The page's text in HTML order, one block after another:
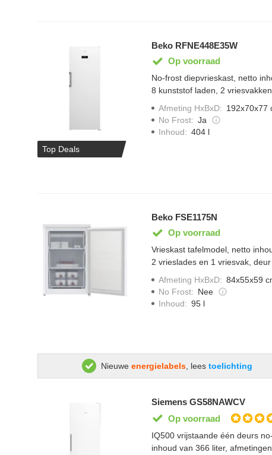
Top Deals
Beko RFNE448E35W
Op voorraad
No-frost diepvrieskast, netto
8 kunststof laden, 2
Afmeting HxBxD: 192x70x77
No Frost: Ja
Inhoud: 404 l
Beko FSE1175N
Op voorraad
Vrieskast tafelmodel, netto
2 vrieslades en 1 vriesvak,
Afmeting HxBxD: 84x55x59
No Frost: Nee
Inhoud: 95 l
Nieuwe energielabels, lees toelichting
Siemens GS58NAWCV
Op voorraad
IQ500 vrijstaande één deurs
inhoud van 366 liter,